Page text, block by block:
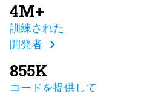
4M+
訓練された
開発者
855K
コードを提供して